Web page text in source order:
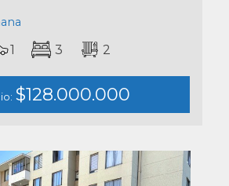
1 3 2
$128.000.000